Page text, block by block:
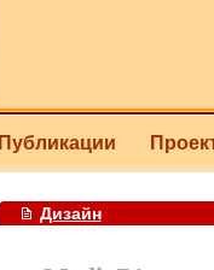
Публикации
Дизайн